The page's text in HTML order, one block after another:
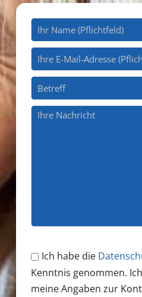
Ich habe die
Kenntnis genommen.
meine Angaben zur